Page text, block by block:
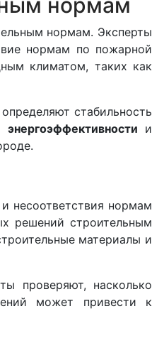
нормам. Эксперты
нормам по пожарной
климатом, таких как
стабильность
энергоэффективности и
несоответствия нормам
решений строительным
материалы и
проверяют, насколько
может привести к